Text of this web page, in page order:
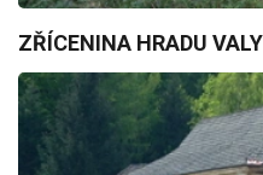
ZŘÍCENINA HRADU